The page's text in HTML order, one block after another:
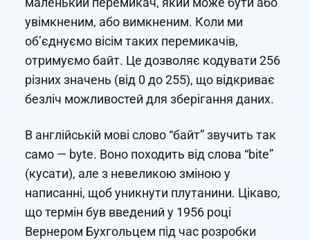
увімкненим, або вимкненим. Коли ми
об’єднуємо вісім таких перемикачів,
отримуємо байт. Це дозволяє кодувати 256
різних значень (від 0 до 255), що відкриває
безліч можливостей для зберігання даних.
В англійській мові слово “байт” звучить так
само — byte. Воно походить від слова “bite”
(кусати), але з невеликою зміною у
написанні, щоб уникнути плутанини. Цікаво,
що термін був введений у 1956 році
Вернером Бухгольцем під час розробки